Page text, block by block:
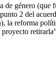
de género (que
2 del
la reforma